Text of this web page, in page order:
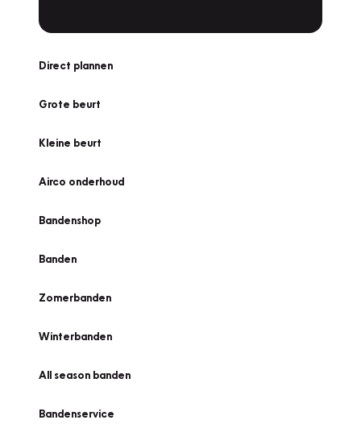
Direct plannen
Grote beurt
Kleine beurt
Airco onderhoud
Bandenshop
Banden
Zomerbanden
Winterbanden
All season banden
Bandenservice